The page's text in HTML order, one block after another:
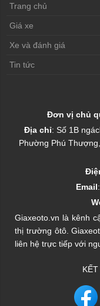
Trang chủ
Giá xe
Xe và đánh giá
Tin tức
Đơn vị chủ
Địa chỉ: Số 1B
Phường Phú
Email
Giaxeoto.vn là kênh
thị trường ôtô.
liên hệ trực tiếp với